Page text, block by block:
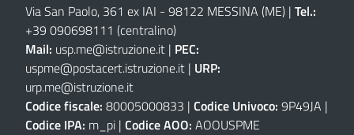
Via San Paolo, 361 ex IAI - 98122 MESSINA (ME) | Tel.:
+39 090698111 (centralino)
Mail: usp.me@istruzione.it | PEC:
uspme@postacert.istruzione.it | URP:
urp.me@istruzione.it
Codice fiscale: 80005000833 | Codice Univoco: 9P49JA |
Codice IPA: m_pi | Codice AOO: AOOUSPME